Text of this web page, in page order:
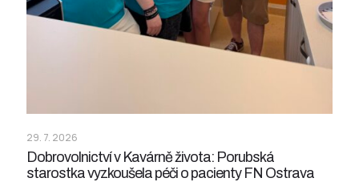
29. 7. 2026
Dobrovolnictví v Kavárně života: Porubská
starostka vyzkoušela péči o pacienty FN Ostrava